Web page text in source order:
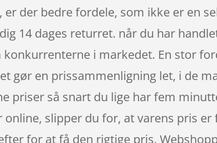
der bedre fordele, som ikke er en
14 dages returret. når du har
i markedet. En stor
gør en prissammenligning let, i de
priser så snart du lige har fem
slipper du for, at varens pris
for at få den rigtige pris.